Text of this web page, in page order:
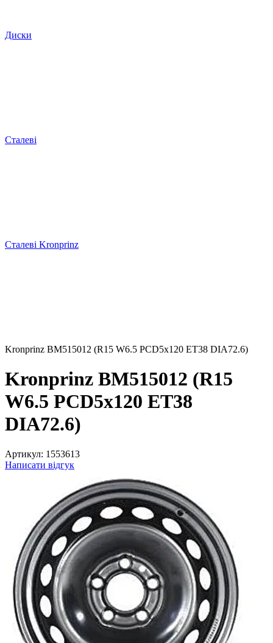
Диски
Сталеві
Сталеві Kronprinz
Kronprinz BM515012 (R15 W6.5 PCD5x120 ET38 DIA72.6)
Kronprinz BM515012 (R15
W6.5 PCD5x120 ET38
DIA72.6)
Артикул: 1553613
Написати відгук